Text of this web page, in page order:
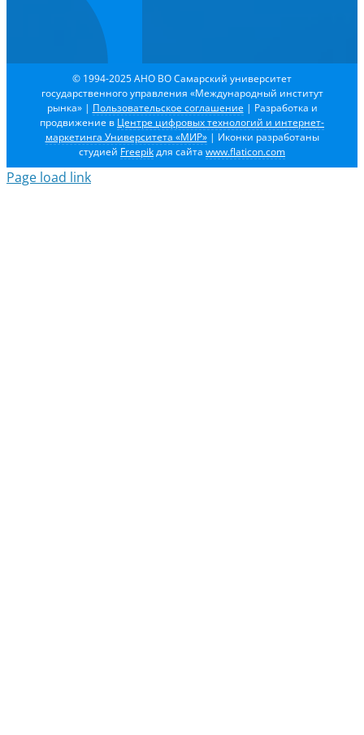
© 1994-2025 АНО ВО Самарский университет
государственного управления «Международный институт
рынка» | Пользовательское соглашение | Разработка и
продвижение в Центре цифровых технологий и интернет-
маркетинга Университета «МИР»| Иконки разработаны
студией Freepikдля сайта www.flaticon.com
Page load link